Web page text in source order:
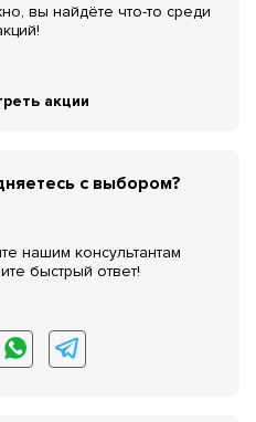
вы найдёте что-то среди
акции
с выбором?
нашим консультантам
быстрый ответ!